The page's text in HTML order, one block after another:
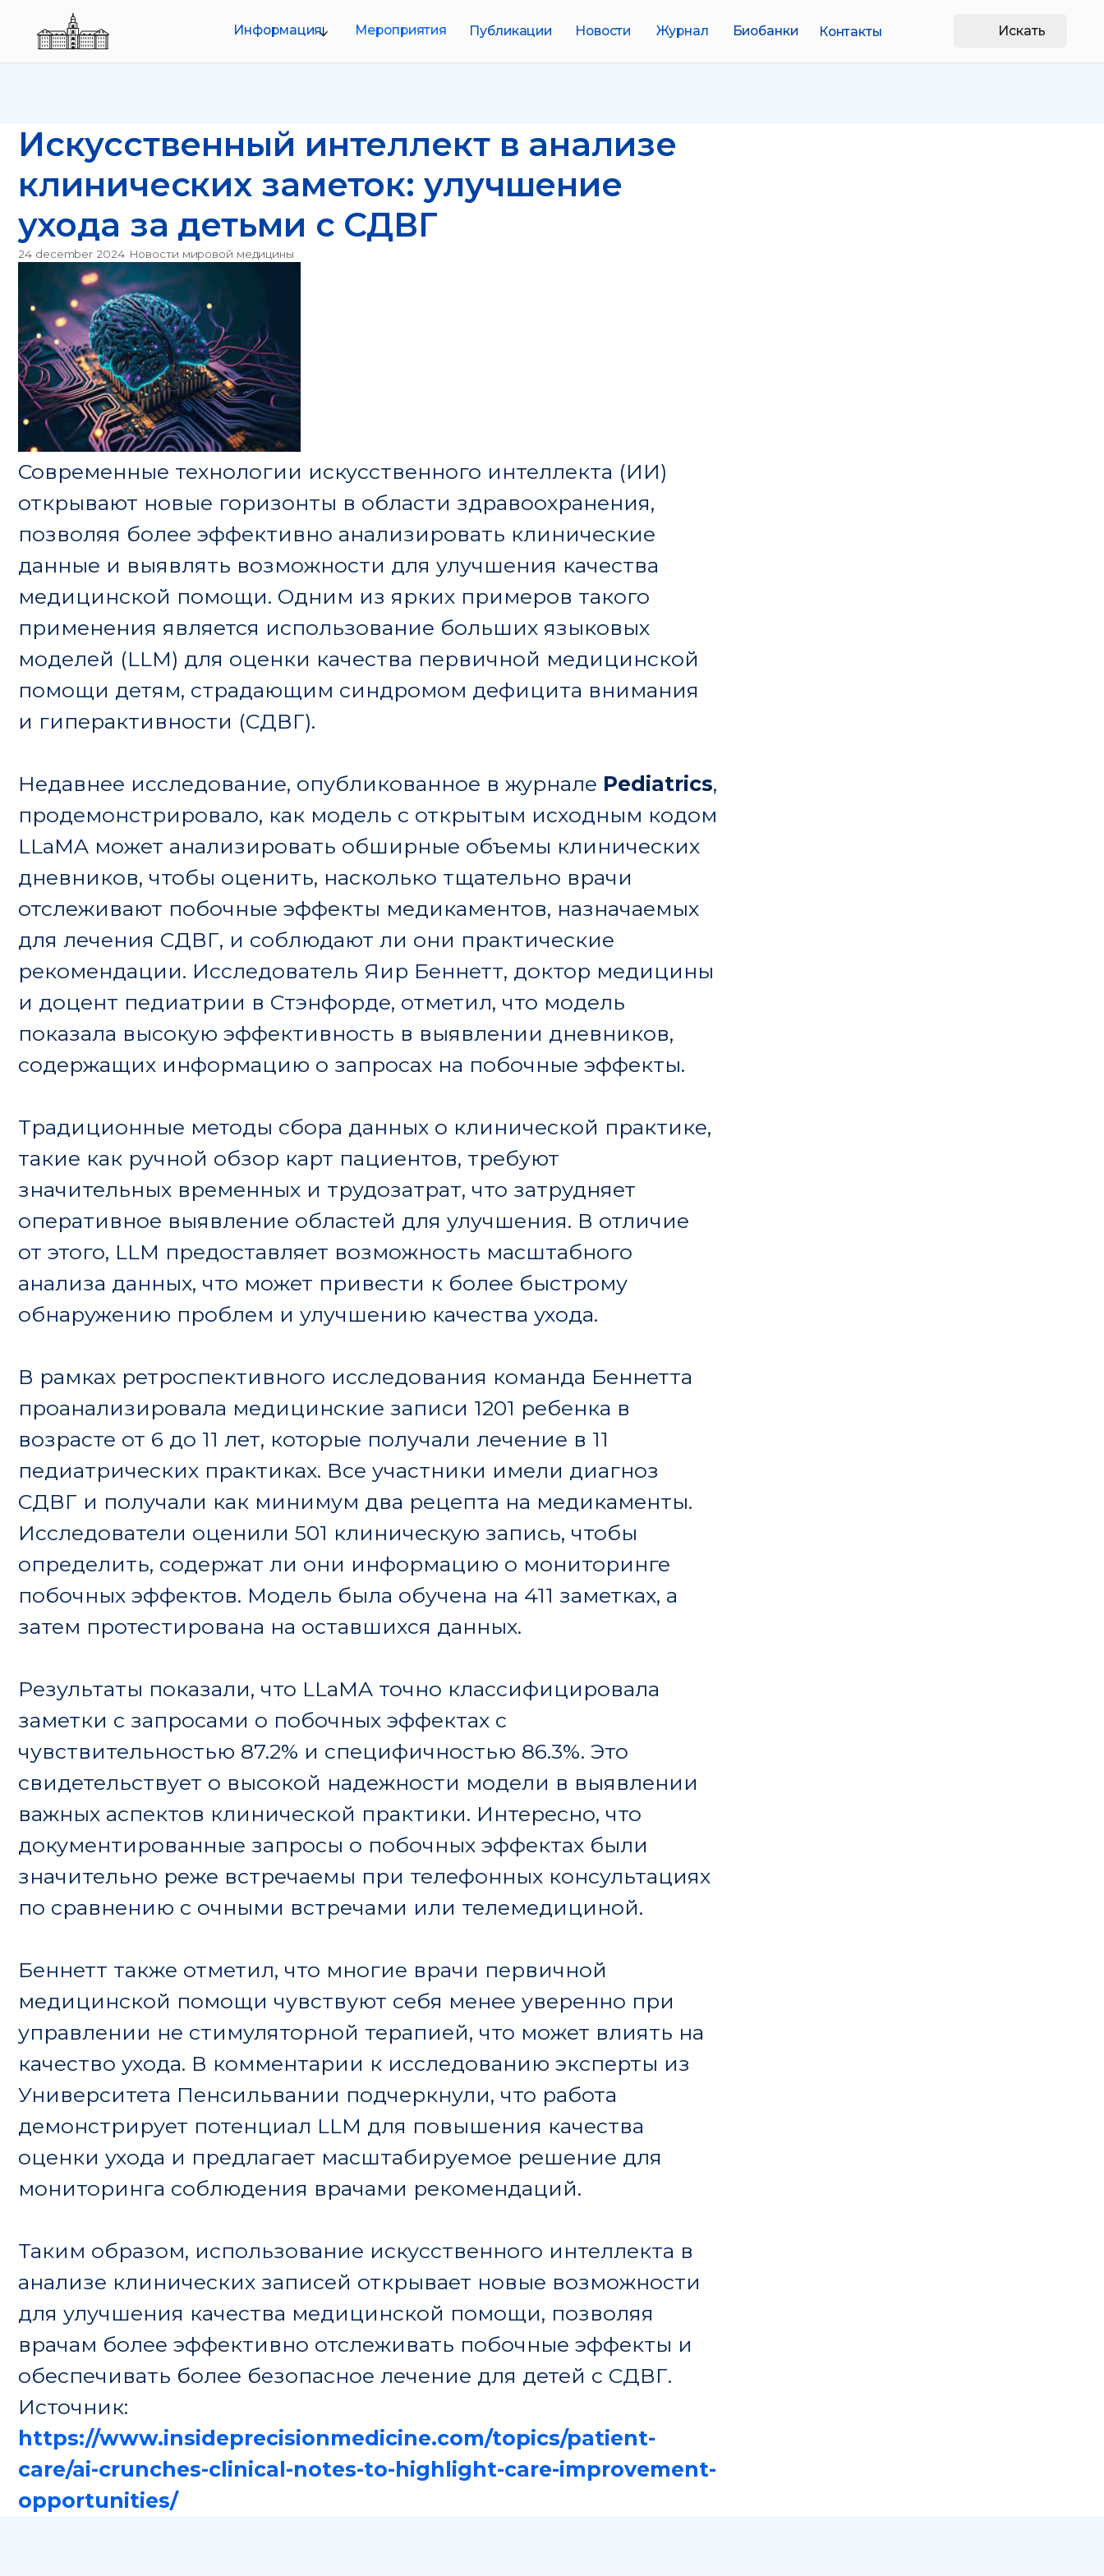
Информация Мероприятия Публикации Новости Журнал Контакты
Биобанки
Документы
Искусственный интеллект в анализе
клинических заметок: улучшение
ухода за детьми с СДВГ
24 december 2024 Новости мировой медицины
Современные технологии искусственного интеллекта (ИИ)
открывают новые горизонты в области здравоохранения,
позволяя более эффективно анализировать клинические
данные и выявлять возможности для улучшения качества
медицинской помощи. Одним из ярких примеров такого
применения является использование больших языковых
моделей (LLM) для оценки качества первичной медицинской
помощи детям, страдающим синдромом дефицита внимания
и гиперактивности (СДВГ).
Недавнее исследование, опубликованное в журнале Pediatrics ,
продемонстрировало, как модель с открытым исходным кодом
LLaMA может анализировать обширные объемы клинических
дневников, чтобы оценить, насколько тщательно врачи
отслеживают побочные эффекты медикаментов, назначаемых
рекомендации. Исследователь Яир Беннетт, доктор медицины
и доцент педиатрии в Стэнфорде, отметил, что модель
показала высокую эффективность в выявлении дневников,
содержащих информацию о запросах на побочные эффекты.
Традиционные методы сбора данных о клинической практике,
такие как ручной обзор карт пациентов, требуют
значительных временных и трудозатрат, что затрудняет
оперативное выявление областей для улучшения. В отличие
от этого, LLM предоставляет возможность масштабного
анализа данных, что может привести к более быстрому
обнаружению проблем и улучшению качества ухода.
проанализировала медицинские записи 1201 ребенка в
возрасте от 6 до 11 лет, которые получали лечение в 11
педиатрических практиках. Все участники имели диагноз
СДВГ и получали как минимум два рецепта на медикаменты.
Исследователи оценили 501 клиническую запись, чтобы
определить, содержат ли они информацию о мониторинге
побочных эффектов. Модель была обучена на 411 заметках, а
затем протестирована на оставшихся данных.
заметки с запросами о побочных эффектах с
свидетельствует о высокой надежности модели в выявлении
важных аспектов клинической практики. Интересно, что
документированные запросы о побочных эффектах были
значительно реже встречаемы при телефонных консультациях
Беннетт также отметил, что многие врачи первичной
медицинской помощи чувствуют себя менее уверенно при
управлении не стимуляторной терапией, что может влиять на
качество ухода. В комментарии к исследованию эксперты из
демонстрирует потенциал LLM для повышения качества
оценки ухода и предлагает масштабируемое решение для
мониторинга соблюдения врачами рекомендаций.
Таким образом, использование искусственного интеллекта в
анализе клинических записей открывает новые возможности
для улучшения качества медицинской помощи, позволяя
врачам более эффективно отслеживать побочные эффекты и
обеспечивать более безопасное лечение для детей с СДВГ.
Источник:
care/ai-crunches-clinical-notes-to-highlight-care-improvement-
opportunities/
Новости
Журнал
Руководство
Информация
Документы
Деятельность
Совет Российской академии наук
по персонализированной медицине